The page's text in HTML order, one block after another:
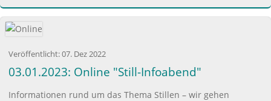
Veröffentlicht:07. Dez 2022
03.01.2023: Online "Still-Infoabend"
Informationen rund um das Thema Stillen – wir gehen